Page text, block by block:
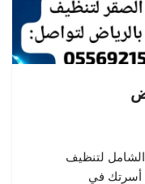
لتنظيف
أسرتك في